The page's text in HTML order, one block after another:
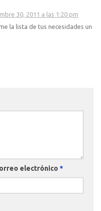
30, 2011 a las 1:20 pm
la lista de tus necesidades un
electrónico *